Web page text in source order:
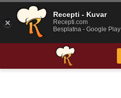
Recepti - Kuvar
Recepti.com
Besplatna - Google Play